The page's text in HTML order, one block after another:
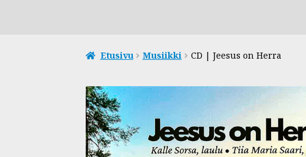
Etusivu Musiikki CD | Jeesus on Herra